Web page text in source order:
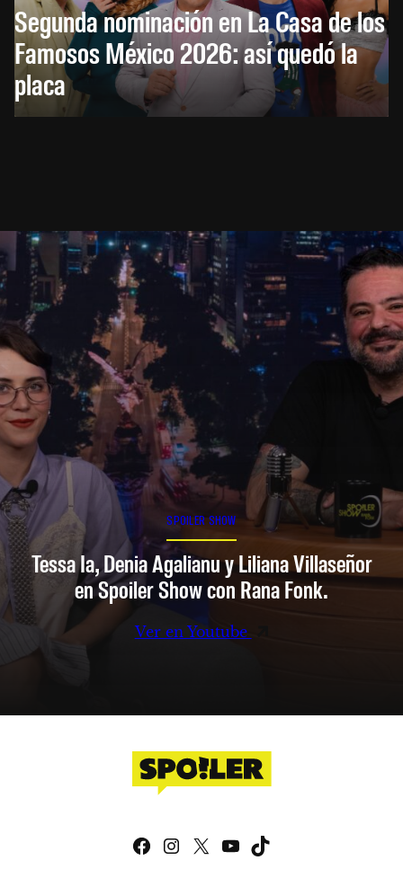
Segunda nominación en La Casa de los
Famosos México 2026: así quedó la
placa
SPOILER SHOW
Tessa Ia, Denia Agalianu y Liliana Villaseñor
en Spoiler Show con Rana Fonk.
Ver en Youtube
Facebook
Instagram
X YouTube